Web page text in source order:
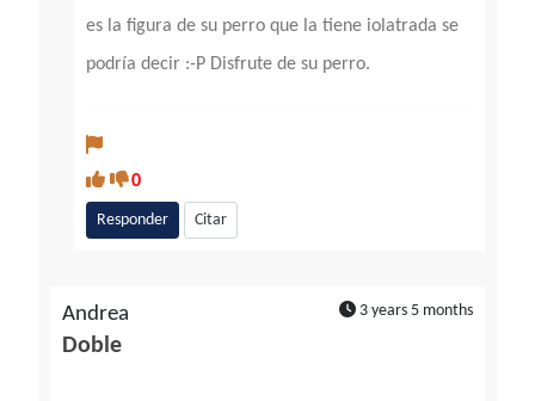
es la figura de su perro que la tiene iolatrada se
podría decir :-P Disfrute de su perro.
0
Responder Citar
Andrea 3 years 5 months
Doble